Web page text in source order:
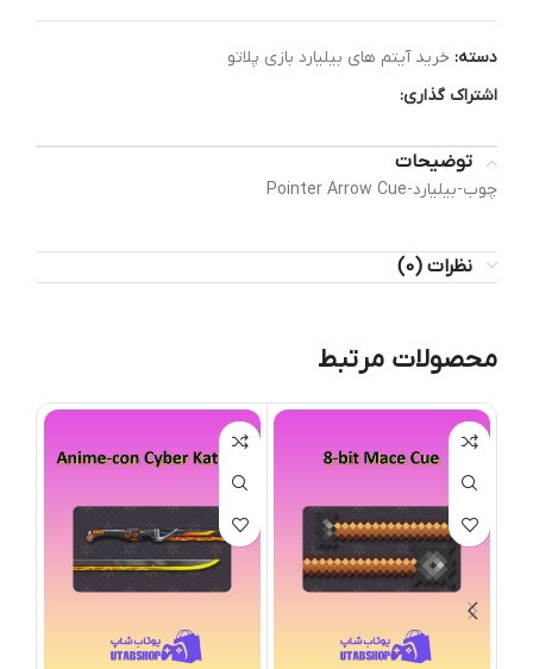
دسته: خرید آیتم های بیلیارد بازی پلاتو
اشتراک گذاری:
توضیحات
چوب-بیلیارد-Pointer Arrow Cue
نظرات (0)
محصولات مرتبط